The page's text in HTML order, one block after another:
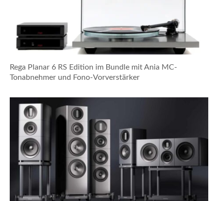
Rega Planar 6 RS Edition im Bundle mit Ania MC-
Tonabnehmer und Fono-Vorverstärker